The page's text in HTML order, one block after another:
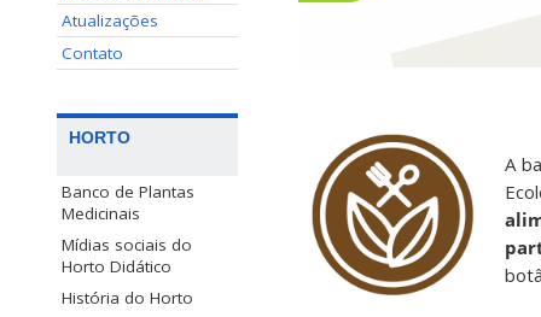
Atualizações
Contato
HORTO
Banco de Plantas
Medicinais
Mídias sociais do
Horto Didático
História do Horto
A